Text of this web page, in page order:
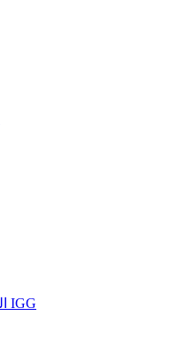
الذكرى الخامسة عشر لـ IGG